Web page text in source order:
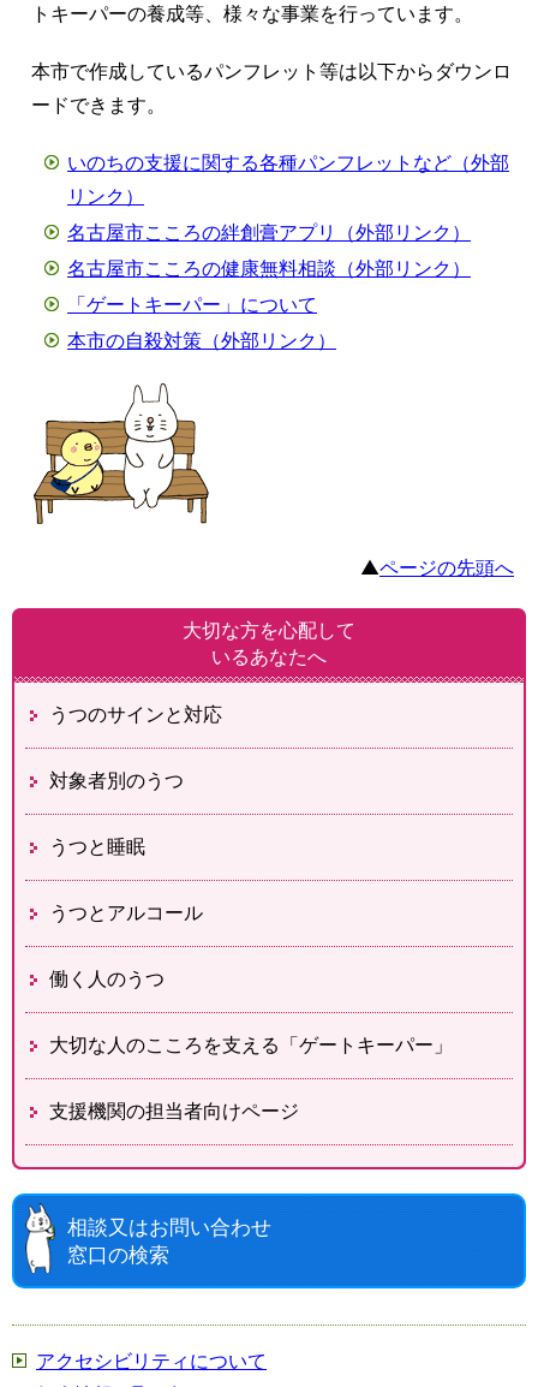
トキーパーの養成等、様々な事業を行っています。
本市で作成しているパンフレット等は以下からダウンロ
ードできます。
いのちの支援に関する各種パンフレットなど（外部
リンク）
名古屋市こころの絆創膏アプリ（外部リンク）
名古屋市こころの健康無料相談（外部リンク）
「ゲートキーパー」について
本市の自殺対策（外部リンク）
▲ページの先頭へ
大切な方を心配して
いるあなたへ
うつのサインと対応
対象者別のうつ
うつと睡眠
うつとアルコール
働く人のうつ
大切な人のこころを支える「ゲートキーパー」
支援機関の担当者向けページ
相談又はお問い合わせ
窓口の検索
アクセシビリティについて